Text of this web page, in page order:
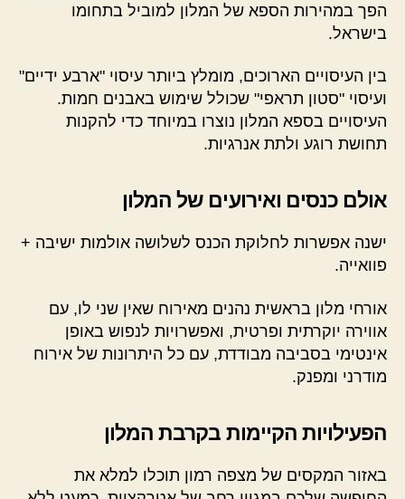
הפך במהירות הספא של המלון למוביל בתחומו
בישראל.
בין העיסויים הארוכים, מומלץ ביותר עיסוי "ארבע ידיים"
ועיסוי "סטון תראפי" שכולל שימוש באבנים חמות.
העיסויים בספא המלון נוצרו במיוחד כדי להקנות
תחושת רוגע ולתת אנרגיות.
אולם כנסים ואירועים של המלון
ישנה אפשרות לחלוקת הכנס לשלושה אולמות ישיבה +
פוואייה.
אורחי מלון בראשית נהנים מאירוח שאין שני לו, עם
אווירה יוקרתית ופרטית, ואפשרויות לנפוש באופן
אינטימי בסביבה מבודדת, עם כל היתרונות של אירוח
מודרני ומפנק.
הפעילויות הקיימות בקרבת המלון
באזור המקסים של מצפה רמון תוכלו למלא את